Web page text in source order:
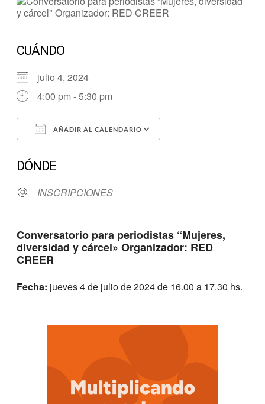
CUÁNDO
julio 4, 2024
4:00 pm - 5:30 pm
AÑADIR AL CALENDARIO
DÓNDE
INSCRIPCIONES
Conversatorio para periodistas “Mujeres,
diversidad y cárcel» Organizador: RED
CREER
Fecha: jueves 4 de julio de 2024 de 16.00 a 17.30 hs.